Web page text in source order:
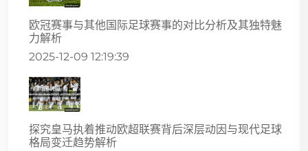
欧冠赛事与其他国际足球赛事的对比分析及其独特魅
力解析
2025-12-09 12:19:39
探究皇马执着推动欧超联赛背后深层动因与现代足球
格局变迁趋势解析